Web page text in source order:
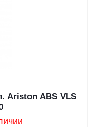
Ariston ABS VLS